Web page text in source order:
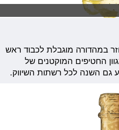
במהדורה מוגבלת לכבוד ראש
החטיפים המוקטנים של
גם השנה לכל רשתות השיווק.